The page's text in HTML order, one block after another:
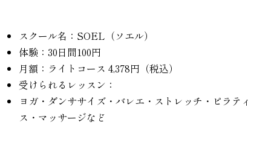
スクール名：SOEL（ソエル）
体験：30日間100円
月額：ライトコース 4,378円（税込）
受けられるレッスン：
ヨガ・ダンササイズ・バレエ・ストレッチ・ピラティ
ス・マッサージなど